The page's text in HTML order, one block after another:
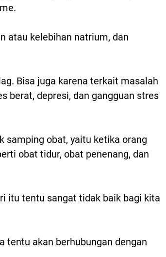
atau kelebihan natrium, dan
Bisa juga karena terkait masalah
berat, depresi, dan gangguan stres
samping obat, yaitu ketika orang
obat tidur, obat penenang, dan
itu tentu sangat tidak baik bagi kita
tentu akan berhubungan dengan